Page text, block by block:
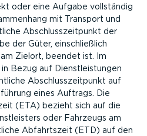
oder eine Aufgabe vollständig
mit Transport und
Abschluss­zeit­punkt der
der Güter, einschließlich
Zielort, beendet ist. Im
Bezug auf Dienst­leistungen
Abschluss­zeit­punkt auf
eines Auftrags. Die
(ETA) bezieht sich auf die
oder Fahrzeugs am
Abfahrtszeit (ETD) auf den